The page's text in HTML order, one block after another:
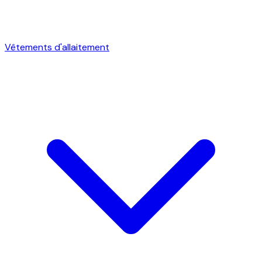
Vêtements d'allaitement